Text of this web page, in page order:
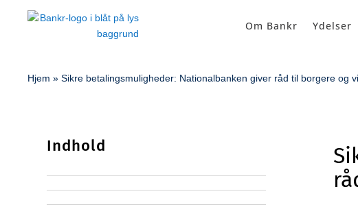
Om Bankr Ydelser
Hjem »Sikre betalingsmuligheder: Nationalbanken giver råd til borgere og
Indhold